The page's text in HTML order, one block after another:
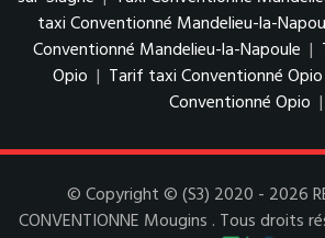
taxi Conventionné Mandelieu-la-
Conventionné Mandelieu-la-Napoule |
Opio | Tarif taxi Conventionné Opio
Conventionné Opio |
© Copyright © (S3) 2020 - 2026
CONVENTIONNE Mougins . Tous droits